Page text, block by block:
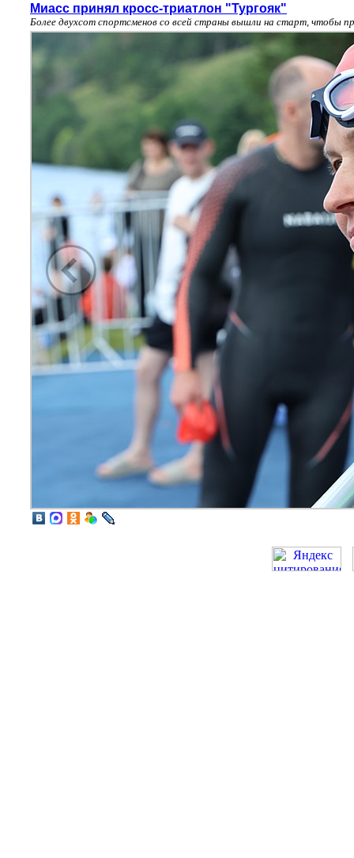
Миасс принял кросс-триатлон "Тургояк"
Более двухсот спортсменов со всей страны вышли на старт, чтобы